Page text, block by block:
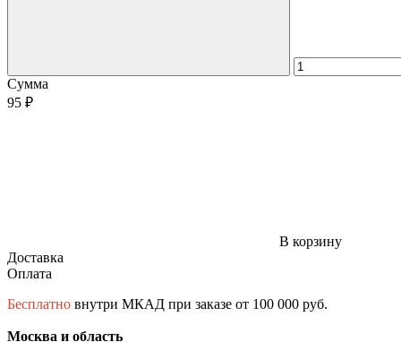
Сумма
95 ₽
В корзину
Доставка
Оплата
Бесплатно внутри МКАД при заказе от 100 000 руб.
Москва и область